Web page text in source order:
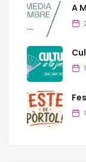
A